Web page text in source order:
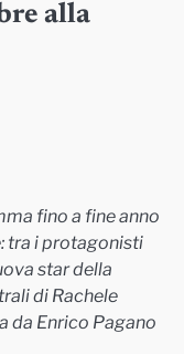
alla
fino a fine anno
tra i protagonisti
star della
di Rachele
da Enrico Pagano